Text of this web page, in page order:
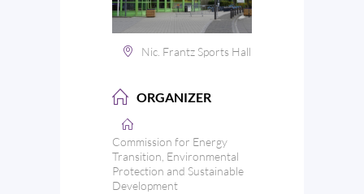
Nic. Frantz Sports Hall
ORGANIZER
Commission for Energy
Transition, Environmental
Protection and Sustainable
Development